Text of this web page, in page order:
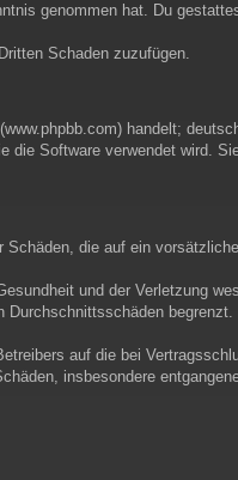
genommen hat. Du
Schaden zuzufügen.
handelt;
die Software verwendet wird.
Schäden, die auf ein
und der Verletzung
Durchschnittsschäden
auf die bei
insbesondere